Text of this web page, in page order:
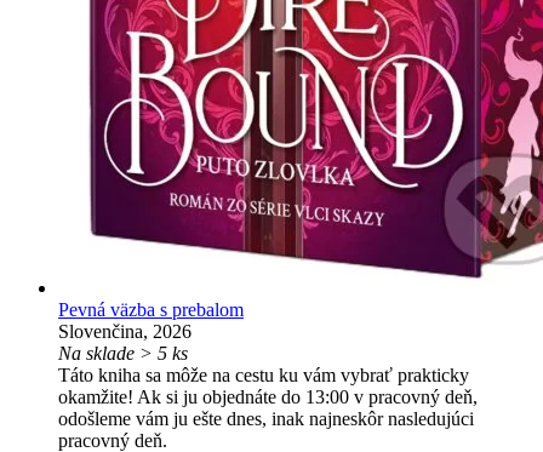
Pevná väzba s prebalom
Slovenčina, 2026
Na sklade > 5 ks
Táto kniha sa môže na cestu ku vám vybrať prakticky
okamžite! Ak si ju objednáte do 13:00 v pracovný deň,
odošleme vám ju ešte dnes, inak najneskôr nasledujúci
pracovný deň.